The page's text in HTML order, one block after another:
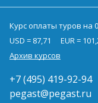
Курс оплаты туров на
USD = 87,71
EUR =
Архив курсов
+7 (495) 419-92-94
pegast@pegast.ru